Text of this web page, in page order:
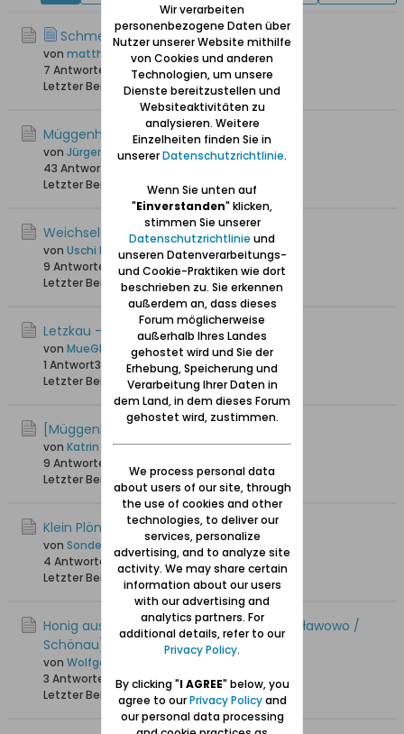
Schmerblock-Namensherkunft
von matthias w
7 Antworten
174 Hits0 Likes
Letzter Beitrag30.06.2026, 13:09
Müggenhahl
von Jürgen Albrecht
43 Antworten
Letzter Beitrag
05.11.2025, 16:58
Weichseldelta - Zulawy
von Uschi Danziger
9 Antworten
3.186 Hits0 Likes
Letzter Beitrag22.08.2025, 20:43
Letzkau - Bewohnerverzeichnis & -plan
von MueGlo
1 Antwort3.544 Hits0 Likes
Letzter Beitrag
03.09.2024, 04:54
[Müggenhahl] Suche nach Adresse
von Katrin Müller
9 Antworten
Letzter Beitrag
28.08.2024, 14:05
Klein Plöndorf = Klein Plehnendorf?
von Sonde
4 Antworten 2.982 Hits0 Likes
Letzter Beitrag 28.05.2024, 22:04
Honig aus der Danziger Niederung (Stanisławowo /
Schönau)
von Wolfgang
3 Antworten
2.808 Hits0 Likes
Letzter Beitrag05.02.2024, 13:03
Wir verarbeiten
personenbezogene Daten über
Nutzer unserer Website mithilfe
von Cookies und anderen
Technologien, um unsere
Dienste bereitzustellen und
Websiteaktivitäten zu
analysieren. Weitere
Einzelheiten finden Sie in
unsererDatenschutzrichtlinie.
Wenn Sie unten auf
"Einverstanden" klicken,
stimmen Sie unserer
Datenschutzrichtlinie und
unseren Datenverarbeitungs-
und Cookie-Praktiken wie dort
beschrieben zu. Sie erkennen
außerdem an, dass dieses
Forum möglicherweise
außerhalb Ihres Landes
gehostet wird und Sie der
Erhebung, Speicherung und
Verarbeitung Ihrer Daten in
dem Land, in dem dieses Forum
gehostet wird, zustimmen.
We process personal data
about users of our site, through
the use of cookies and other
technologies, to deliver our
services, personalize
advertising, and to analyze site
activity. We may share certain
information about our users
with our advertising and
analytics partners. For
additional details, refer to our
Privacy Policy.
By clicking "I AGREE" below, you
agree to ourPrivacy Policyand
our personal data processing